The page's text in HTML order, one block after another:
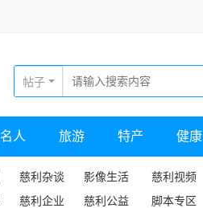
帖子
名人 旅游 特产 健康
慈利杂谈 影像生活
慈利视频
慈利企业 慈利公益 脚本专区